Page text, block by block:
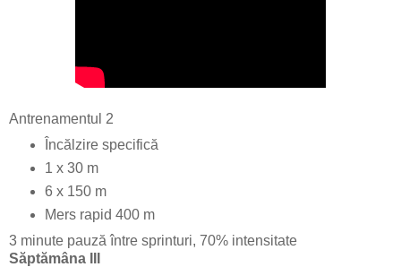
Antrenamentul 2
Încălzire specifică
1 x 30 m
6 x 150 m
Mers rapid 400 m
3 minute pauză între sprinturi, 70% intensitate
Săptămâna III